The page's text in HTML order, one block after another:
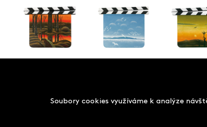
Salon filmových
Soubory cookies využíváme k analýze